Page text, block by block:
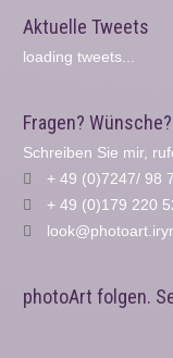
Aktuelle Tweets
loading tweets...
Fragen? Wünsche?
Schreiben Sie mir,
+ 49 (0)7247/ 98
+ 49 (0)179 220
photoArt folgen.